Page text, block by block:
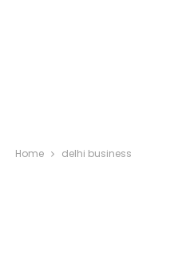
Home delhi business